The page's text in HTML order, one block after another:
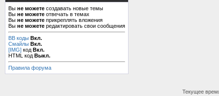
Вы не можете создавать новые темы
Вы не можете отвечать в темах
Вы не можете прикреплять вложения
Вы не можете редактировать свои сообщения
BB коды Вкл.
Смайлы Вкл.
[IMG] код Вкл.
HTML код Выкл.
Правила форума
Текущее